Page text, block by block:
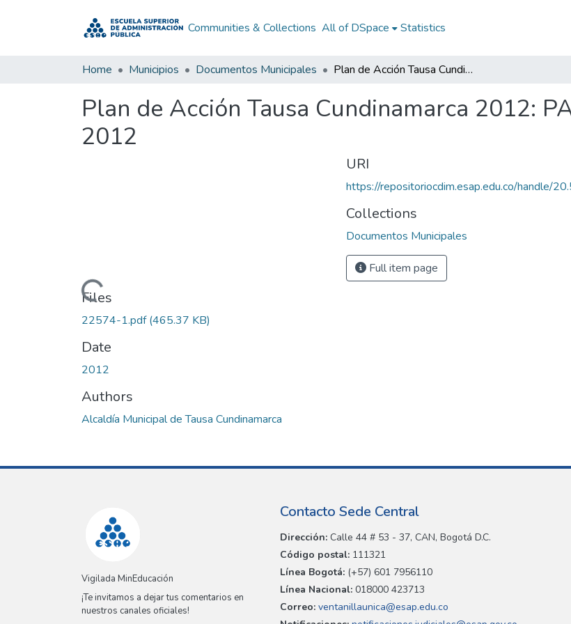
Communities & Collections All of DSpace Statistics
Home Municipios Documentos Municipales Plan de Acción Tausa Cundinamarca 2012: PA Tausa Cundinamarca 2012
Plan de Acción Tausa Cundinamarca 2012:
2012
Loading...
Files
22574-1.pdf(465.37 KB)
Date
2012
Authors
Alcaldía Municipal de Tausa Cundinamarca
URI
https://repositoriocdim.esap.edu.co/handle/
Collections
Documentos Municipales
Full item page
Vigilada MinEducación
¡Te invitamos a dejar tus comentarios en
nuestros canales oficiales!
Contacto Sede Central
Dirección: Calle 44 # 53 - 37, CAN, Bogotá D.C.
Código postal: 111321
Línea Bogotá: (+57) 601 7956110
Línea Nacional: 018000 423713
Correo: ventanillaunica@esap.edu.co